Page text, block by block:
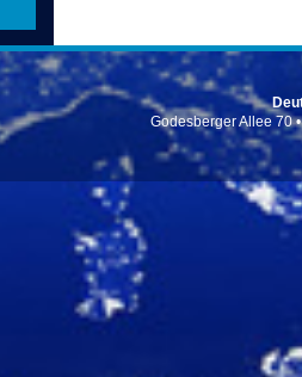
Godesberger Allee 70